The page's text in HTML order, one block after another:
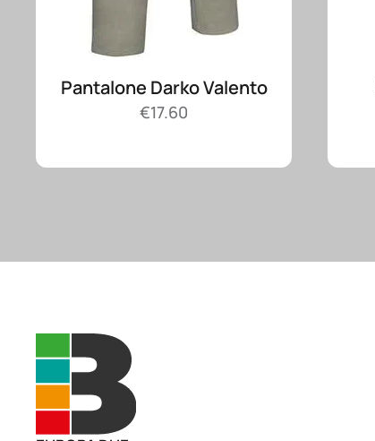
Pantalone Darko Valento
€17.60